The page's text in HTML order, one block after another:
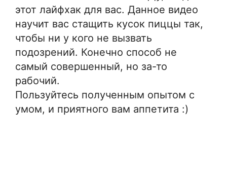
этот лайфхак для вас. Данное видео
научит вас стащить кусок пиццы так,
чтобы ни у кого не вызвать
подозрений. Конечно способ не
самый совершенный, но за-то
рабочий.
Пользуйтесь полученным опытом с
умом, и приятного вам аппетита :)